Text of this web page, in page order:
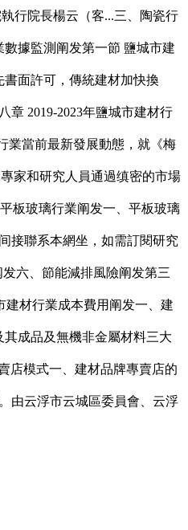
行院長楊云（客...三、陶瓷行
據監測阐发第一節 鹽城市建
面許可，傳統建材加快換
2019-2023年鹽城市建材行
業當前最新發展動態，就《梅
家和研究人員通過缜密的市場
板玻璃行業阐发一、平板玻璃
接聯系本網坐，如需訂閱研究
六、節能減排風險阐发第三
建材行業成本費用阐发一、建
成品及無機非金屬材料三大
店模式一、建材品牌專賣店的
由云浮市云城區委員會、云浮